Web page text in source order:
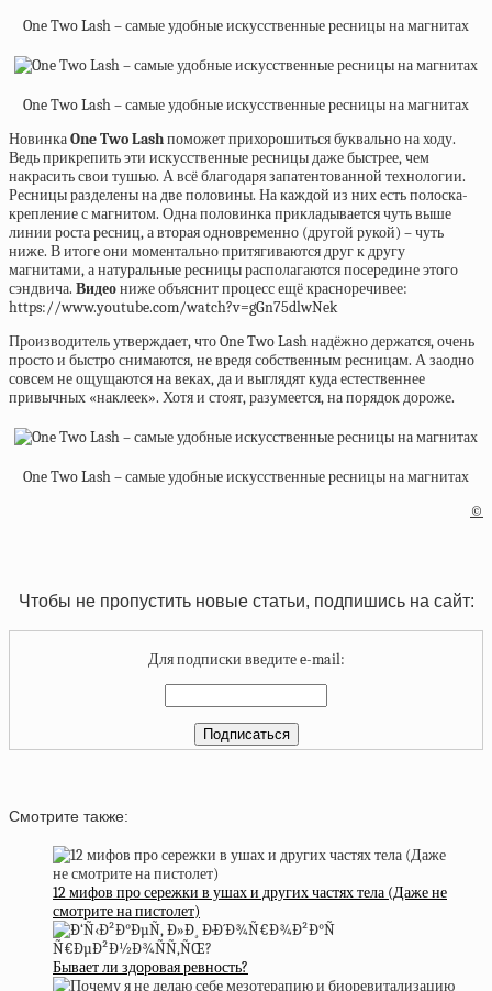
One Two Lash – самые удобные искусственные ресницы на магнитах
One Two Lash – самые удобные искусственные ресницы на магнитах
НовинкаOne Two Lashпоможет прихорошиться буквально на ходу.
Ведь прикрепить эти искусственные ресницы даже быстрее, чем
накрасить свои тушью. А всё благодаря запатентованной технологии.
Ресницы разделены на две половины. На каждой из них есть полоска-
крепление с магнитом. Одна половинка прикладывается чуть выше
линии роста ресниц, а вторая одновременно (другой рукой) – чуть
ниже. В итоге они моментально притягиваются друг к другу
магнитами, а натуральные ресницы располагаются посередине этого
сэндвича. Видеониже объяснит процесс ещё красноречивее:
https://www.youtube.com/watch?v=gGn75dlwNek
Производитель утверждает, что One Two Lash надёжно держатся, очень
просто и быстро снимаются, не вредя собственным ресницам. А заодно
совсем не ощущаются на веках, да и выглядят куда естественнее
привычных «наклеек». Хотя и стоят, разумеется, на порядок дороже.
One Two Lash – самые удобные искусственные ресницы на магнитах
©
Чтобы не пропустить новые статьи, подпишись на сайт:
Для подписки введите e-mail:
Смотрите также:
12 мифов про сережки в ушах и других частях тела (Даже не
смотрите на пистолет)
Бывает ли здоровая ревность?